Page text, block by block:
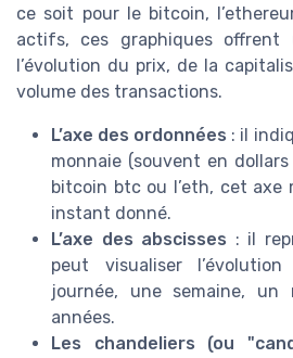
ce soit pour le bitcoin,
actifs, ces graphiques offrent
l’évolution du prix, de la
volume des transactions.
L’axe des ordonnées : il
monnaie (souvent en
bitcoin btc ou l’eth, cet axe
instant donné.
L’axe des abscisses : il
peut visualiser
journée, une semaine, un
années.
Les chandeliers (ou